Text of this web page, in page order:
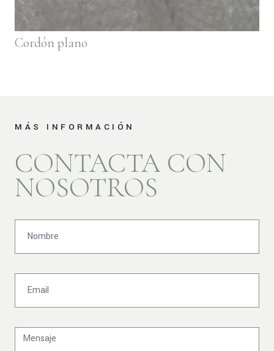
Cordón plano
MÁS INFORMACIÓN
CONTACTA CON
NOSOTROS